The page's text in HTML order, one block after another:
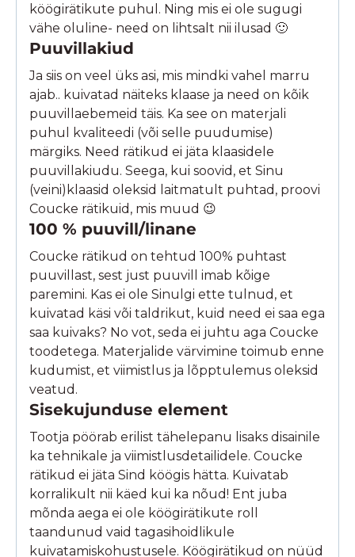
köögirätikute puhul. Ning mis ei ole sugugi
vähe oluline- need on lihtsalt nii ilusad 🙂
Puuvillakiud
Ja siis on veel üks asi, mis mindki vahel marru
ajab.. kuivatad näiteks klaase ja need on kõik
puuvillaebemeid täis. Ka see on materjali
puhul kvaliteedi (või selle puudumise)
märgiks. Need rätikud ei jäta klaasidele
puuvillakiudu. Seega, kui soovid, et Sinu
(veini)klaasid oleksid laitmatult puhtad, proovi
Coucke rätikuid, mis muud 😉
100 % puuvill/linane
Coucke rätikud on tehtud 100% puhtast
puuvillast, sest just puuvill imab kõige
paremini. Kas ei ole Sinulgi ette tulnud, et
kuivatad käsi või taldrikut, kuid need ei saa ega
saa kuivaks? No vot, seda ei juhtu aga Coucke
toodetega. Materjalide värvimine toimub enne
kudumist, et viimistlus ja lõpptulemus oleksid
veatud.
Sisekujunduse element
Tootja pöörab erilist tähelepanu lisaks disainile
ka tehnikale ja viimistlusdetailidele. Coucke
rätikud ei jäta Sind köögis hätta. Kuivatab
korralikult nii käed kui ka nõud! Ent juba
mõnda aega ei ole köögirätikute roll
taandunud vaid tagasihoidlikule
kuivatamiskohustusele. Köögirätikud on nüüd